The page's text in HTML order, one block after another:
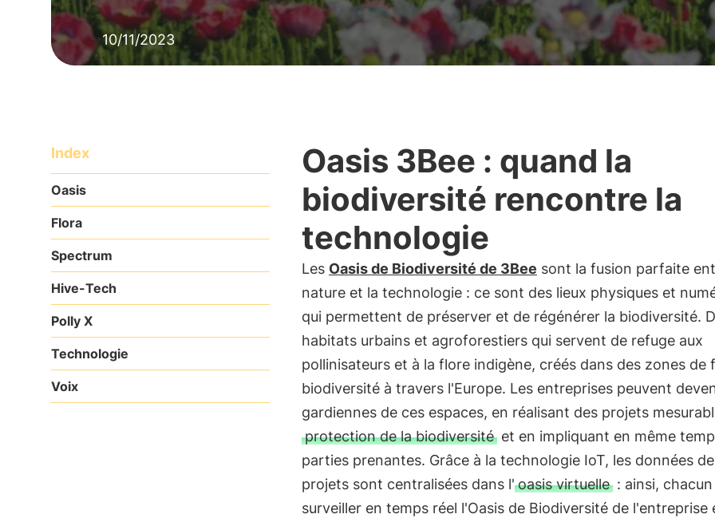
10/11/2023
Index
Oasis
Flora
Spectrum
Hive-Tech
Polly X
Technologie
Voix
Oasis 3Bee : quand la
biodiversité rencontre la
technologie
Les Oasis de Biodiversité de 3Bee sont la fusion parfaite
nature et la technologie : ce sont des lieux physiques et
qui permettent de préserver et de régénérer la biodiversité.
habitats urbains et agroforestiers qui servent de refuge aux
pollinisateurs et à la flore indigène, créés dans des zones de
biodiversité à travers l'Europe. Les entreprises peuvent
gardiennes de ces espaces, en réalisant des projets
protection de la biodiversitéet en impliquant en même
parties prenantes. Grâce à la technologie IoT, les données
projets sont centralisées dans l' oasis virtuelle: ainsi,
surveiller en temps réel l'Oasis de Biodiversité de l'entreprise